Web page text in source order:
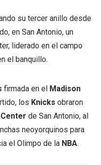
su tercer anillo desde
en San Antonio, un
liderado en el campo
el banquillo.
firmada en el Madison
los Knicks obraron
de San Antonio, al
neoyorquinos para
el Olimpo de la NBA.